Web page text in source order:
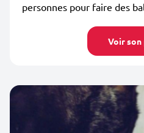
personnes pour faire des
Voir